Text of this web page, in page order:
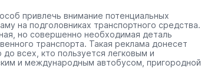
привлечь внимание потенциальных
на подголовниках транспортного средства.
но совершенно необходимая деталь
транспорта. Такая реклама донесет
всех, кто пользуется легковым и
и международным автобусом, пригородной